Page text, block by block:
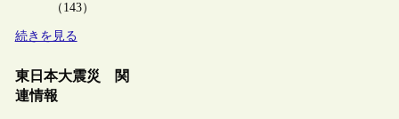
（143）
続きを見る
東日本大震災 関
連情報